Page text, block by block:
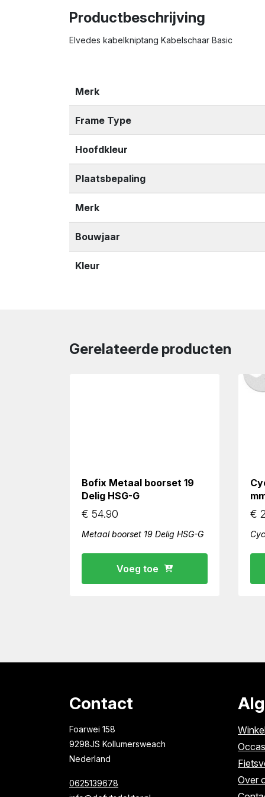
Productbeschrijving
Elvedes kabelkniptang Kabelschaar Basic
Merk
Frame Type
Hoofdkleur
Plaatsbepaling
Merk
Bouwjaar
Kleur
Gerelateerde producten
Bofix Metaal boorset 19
Delig HSG-G
€ 54.90
Metaal boorset 19 Delig HSG-G
Voeg toe
€
Contact
Foarwei 158
9298JS Kollumersweach
Nederland
0625139678
Over